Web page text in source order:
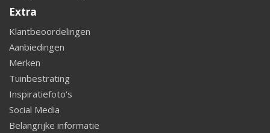
Extra
Klantbeoordelingen
Aanbiedingen
Merken
Tuinbestrating
Inspiratiefoto's
Social Media
Belangrijke informatie